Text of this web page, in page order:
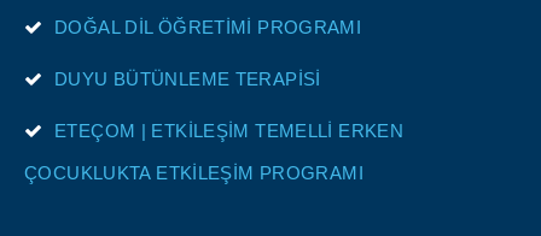
DOĞAL DİL ÖĞRETİMİ PROGRAMI
DUYU BÜTÜNLEME TERAPİSİ
ETEÇOM | ETKİLEŞİM TEMELLİ ERKEN
ÇOCUKLUKTA ETKİLEŞİM PROGRAMI